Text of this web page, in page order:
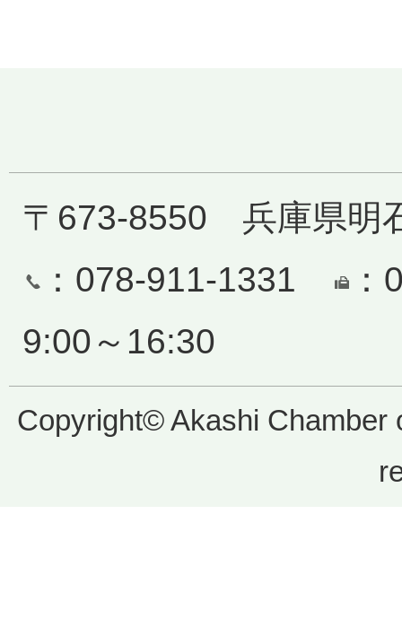
〒673-8550 兵庫県明
：078-911-1331
9:00～16:30
Copyright© Akashi